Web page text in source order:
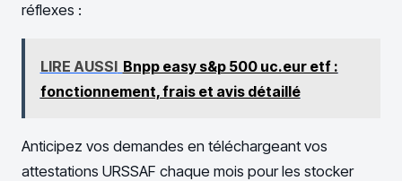
réflexes :
LIRE AUSSI Bnpp easy s&p 500 uc.eur etf :
fonctionnement, frais et avis détaillé
Anticipez vos demandes en téléchargeant vos
attestations URSSAF chaque mois pour les stocker